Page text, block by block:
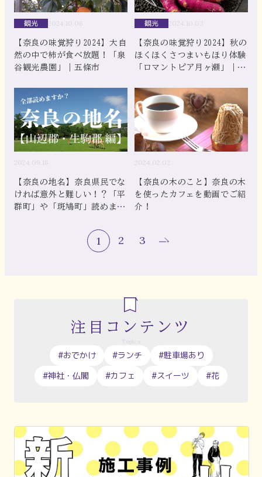
観光
【奈良の味覚狩り2024】大自
然の中で柿が食べ放題！「泉
谷観光農園」｜五條市
観光
【奈良の味覚狩り2024】秋の
ほくほくさつまいもほり体験
「ロマントピア月ヶ瀬」｜奈
【奈良の地名】奈良県民でな
ければ意外と難しい！？「平
群町」や「斑鳩町」読めます
【奈良の木のこと】奈良の木
を使ったカフェを動画でご紹
介！
1 2 3
注目コンテンツ
#おでかけ #ランチ
#駐車場あり
#神社・仏閣
#カフェ #スイーツ #花